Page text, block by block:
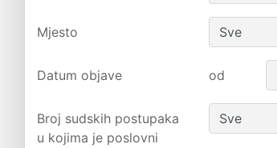
Mjesto
Datum objave od
Broj sudskih postupaka
u kojima je poslovni